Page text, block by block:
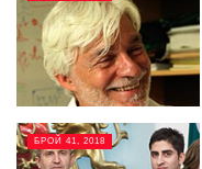
БРОЙ 41, 2018